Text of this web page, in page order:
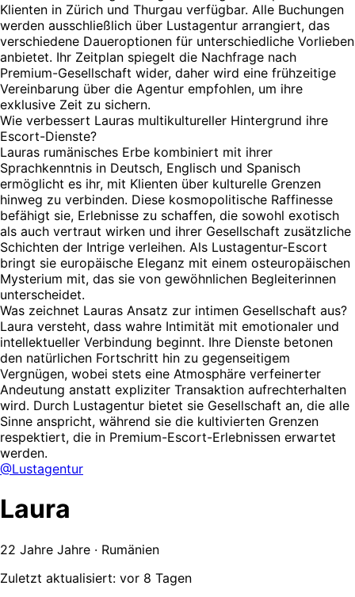
Klienten in Zürich und Thurgau verfügbar. Alle Buchungen
werden ausschließlich über Lustagentur arrangiert, das
verschiedene Daueroptionen für unterschiedliche Vorlieben
anbietet. Ihr Zeitplan spiegelt die Nachfrage nach
Premium-Gesellschaft wider, daher wird eine frühzeitige
Vereinbarung über die Agentur empfohlen, um ihre
exklusive Zeit zu sichern.
Wie verbessert Lauras multikultureller Hintergrund ihre
Escort-Dienste?
Lauras rumänisches Erbe kombiniert mit ihrer
Sprachkenntnis in Deutsch, Englisch und Spanisch
ermöglicht es ihr, mit Klienten über kulturelle Grenzen
hinweg zu verbinden. Diese kosmopolitische Raffinesse
befähigt sie, Erlebnisse zu schaffen, die sowohl exotisch
als auch vertraut wirken und ihrer Gesellschaft zusätzliche
Schichten der Intrige verleihen. Als Lustagentur-Escort
bringt sie europäische Eleganz mit einem osteuropäischen
Mysterium mit, das sie von gewöhnlichen Begleiterinnen
unterscheidet.
Was zeichnet Lauras Ansatz zur intimen Gesellschaft aus?
Laura versteht, dass wahre Intimität mit emotionaler und
intellektueller Verbindung beginnt. Ihre Dienste betonen
den natürlichen Fortschritt hin zu gegenseitigem
Vergnügen, wobei stets eine Atmosphäre verfeinerter
Andeutung anstatt expliziter Transaktion aufrechterhalten
wird. Durch Lustagentur bietet sie Gesellschaft an, die alle
Sinne anspricht, während sie die kultivierten Grenzen
respektiert, die in Premium-Escort-Erlebnissen erwartet
werden.
@Lustagentur
Laura
22 Jahre Jahre · Rumänien
Zuletzt aktualisiert: vor 8 Tagen